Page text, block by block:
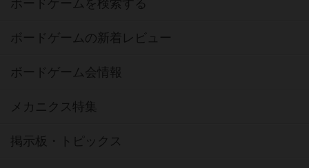
ボードゲームを検索する
ボードゲームの新着レビュー
ボードゲーム会情報
メカニクス特集
掲示板・トピックス